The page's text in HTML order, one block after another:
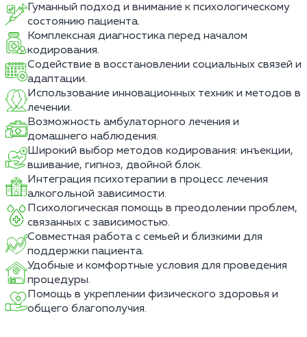
Гуманный подход и внимание к психологическому
состоянию пациента.
Комплексная диагностика перед началом
кодирования.
Содействие в восстановлении социальных связей и
адаптации.
Использование инновационных техник и методов в
лечении.
Возможность амбулаторного лечения и
домашнего наблюдения.
Широкий выбор методов кодирования: инъекции,
вшивание, гипноз, двойной блок.
Интеграция психотерапии в процесс лечения
алкогольной зависимости.
Психологическая помощь в преодолении проблем,
связанных с зависимостью.
Совместная работа с семьей и близкими для
поддержки пациента.
Удобные и комфортные условия для проведения
процедуры.
Помощь в укреплении физического здоровья и
общего благополучия.